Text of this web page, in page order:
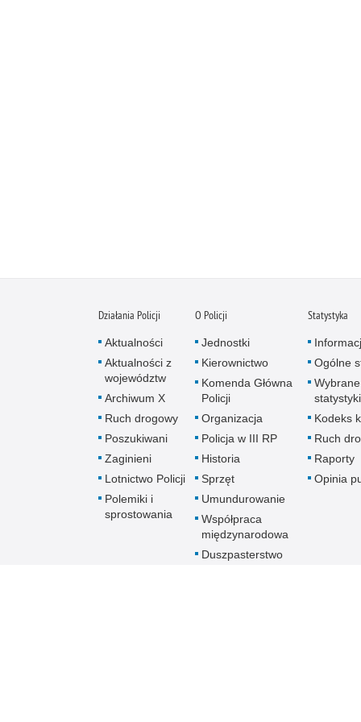
Działania Policji
Aktualności
Aktualności z
województw
Archiwum X
Ruch drogowy
Poszukiwani
Zaginieni
Lotnictwo Policji
Polemiki i
sprostowania
O Policji
Jednostki
Kierownictwo
Komenda Główna
Policji
Organizacja
Policja w III RP
Historia
Sprzęt
Umundurowanie
Współpraca
międzynarodowa
Duszpasterstwo
Statystyka
Ogólne
Wybrane
statystyki
Kodeks
Ruch
Raporty
Opinia